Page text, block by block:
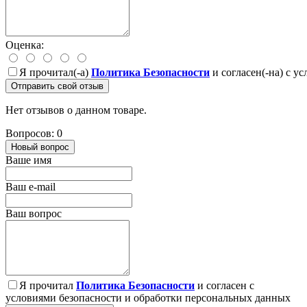
Оценка:
Я прочитал(-а) Политика Безопасности и согласен(-на) с
Отправить свой отзыв
Нет отзывов о данном товаре.
Вопросов: 0
Новый вопрос
Ваше имя
Ваш e-mail
Ваш вопрос
Я прочитал Политика Безопасности и согласен с
условиями безопасности и обработки персональных данных